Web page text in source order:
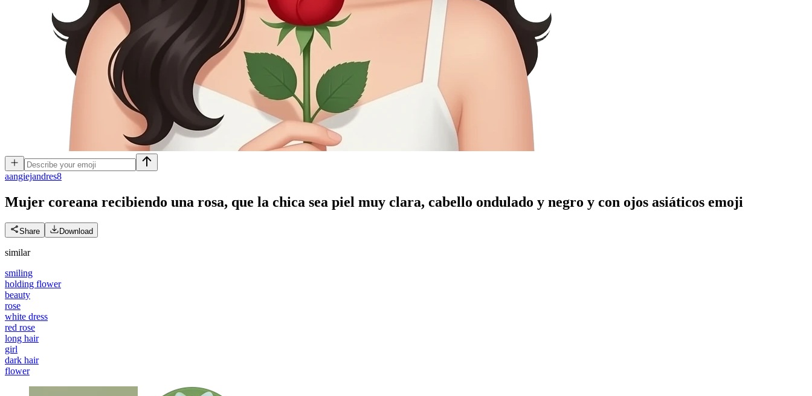
aangiejandres8
Mujer coreana recibiendo una rosa, que la chica sea piel muy clara, cabello ondulado y negro y con ojos asiáticos emoji
Share Download
similar
smiling
holding flower
beauty
rose
white dress
red rose
long hair
girl
dark hair
flower